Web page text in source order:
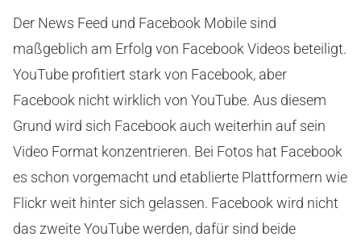
Der News Feed und Facebook Mobile sind
maßgeblich am Erfolg von Facebook Videos beteiligt.
YouTube profitiert stark von Facebook, aber
Facebook nicht wirklich von YouTube. Aus diesem
Grund wird sich Facebook auch weiterhin auf sein
Video Format konzentrieren. Bei Fotos hat Facebook
es schon vorgemacht und etablierte Plattformern wie
Flickr weit hinter sich gelassen. Facebook wird nicht
das zweite YouTube werden, dafür sind beide